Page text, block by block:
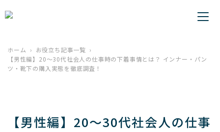
ホーム
お役立ち記事一覧
【男性編】20～30代社会人の仕事時の下着事情とは？ インナー・パン
ツ・靴下の購入実態を徹底調査！
【男性編】20～30代社会人の仕事